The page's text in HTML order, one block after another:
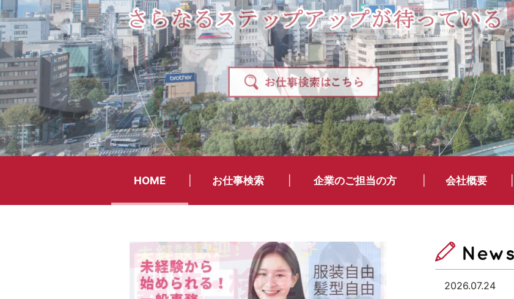
HOME お仕事検索 企業のご担当の方 会社概要
2026.07.24